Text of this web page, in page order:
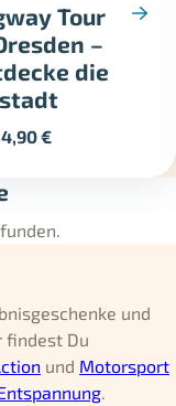
Tour
–
die
€
und
findest Du
und Motorsport